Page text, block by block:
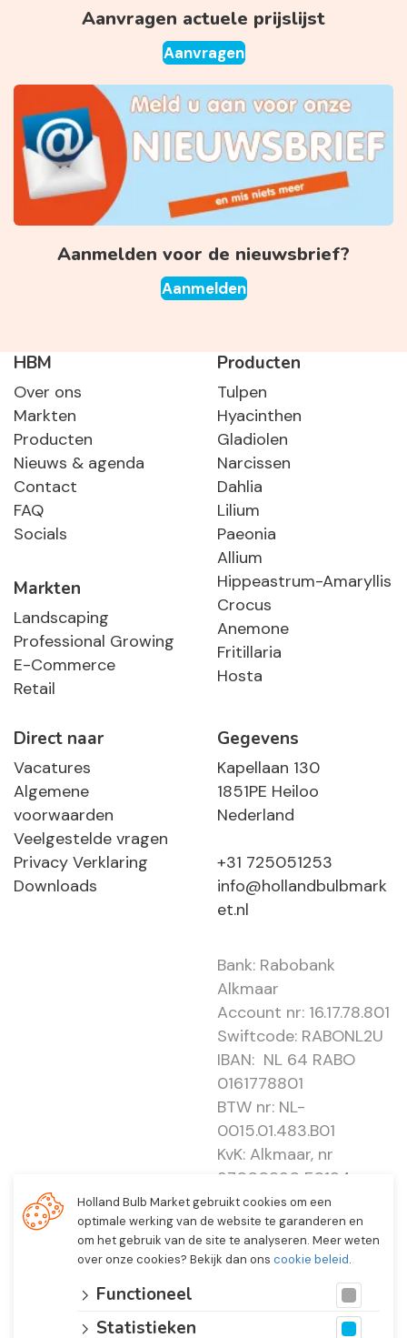
Aanvragen actuele prijslijst
Aanvragen
Aanmelden voor de nieuwsbrief?
Aanmelden
HBM
Over ons
Markten
Producten
Nieuws & agenda
Contact
FAQ
Socials
Markten
Landscaping
Professional Growing
E-Commerce
Retail
Producten
Tulpen
Hyacinthen
Gladiolen
Narcissen
Dahlia
Lilium
Paeonia
Allium
Hippeastrum-Amaryllis
Crocus
Anemone
Fritillaria
Hosta
Direct naar
Vacatures
Algemene
voorwaarden
Veelgestelde vragen
Privacy Verklaring
Downloads
Gegevens
Kapellaan 130
1851PE Heiloo
Nederland
+31 725051253
info@hollandbulbmark
et.nl
Bank: Rabobank
Alkmaar
Account nr: 16.17.78.801
Swiftcode: RABONL2U
IBAN: NL 64 RABO
0161778801
BTW nr: NL-
0015.01.483.B01
KvK: Alkmaar, nr
37000830 E0194 -
EBO 505
Holland Bulb Market gebruikt cookies om een
optimale werking van de website te garanderen en
om het gebruik van de site te analyseren. Meer weten
over onze cookies? Bekijk dan ons cookie beleid.
Functioneel
Statistieken